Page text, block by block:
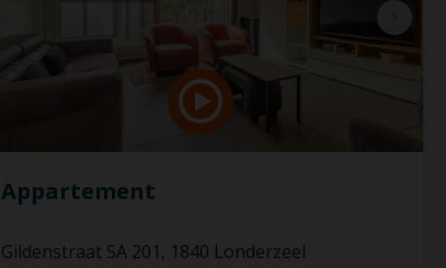
Appartement
Gildenstraat 5A 201, 1840 Londerzeel